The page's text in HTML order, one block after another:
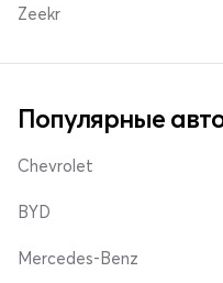
Zeekr
Популярные
Chevrolet
BYD
Mercedes-Benz